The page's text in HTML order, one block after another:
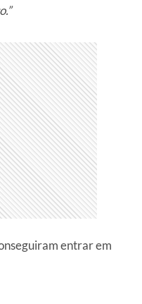
entrar em